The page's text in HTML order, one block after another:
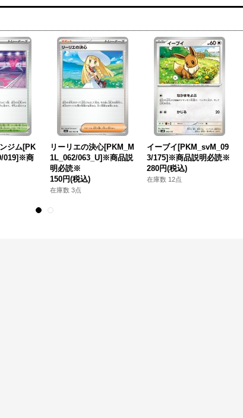
ジム[PK
019]※商
リーリエの決心[PKM_M
1L_062/063_U]※商品説
明必読※
150円(税込)
在庫数 3点
イーブイ[PKM_svM_09
3/175]※商品説明必読※
280円(税込)
在庫数 12点